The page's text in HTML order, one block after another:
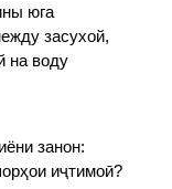
юга
засухой,
на воду
занон:
иҷтимоӣ?